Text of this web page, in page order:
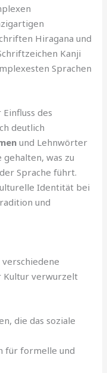
Hiragana und
Kanji
Sprachen
des
deutlich
und Lehnwörter
gehalten, was zu
Sprache führt.
Identität bei
und
verschiedene
Kultur verwurzelt
die das soziale
für formelle und